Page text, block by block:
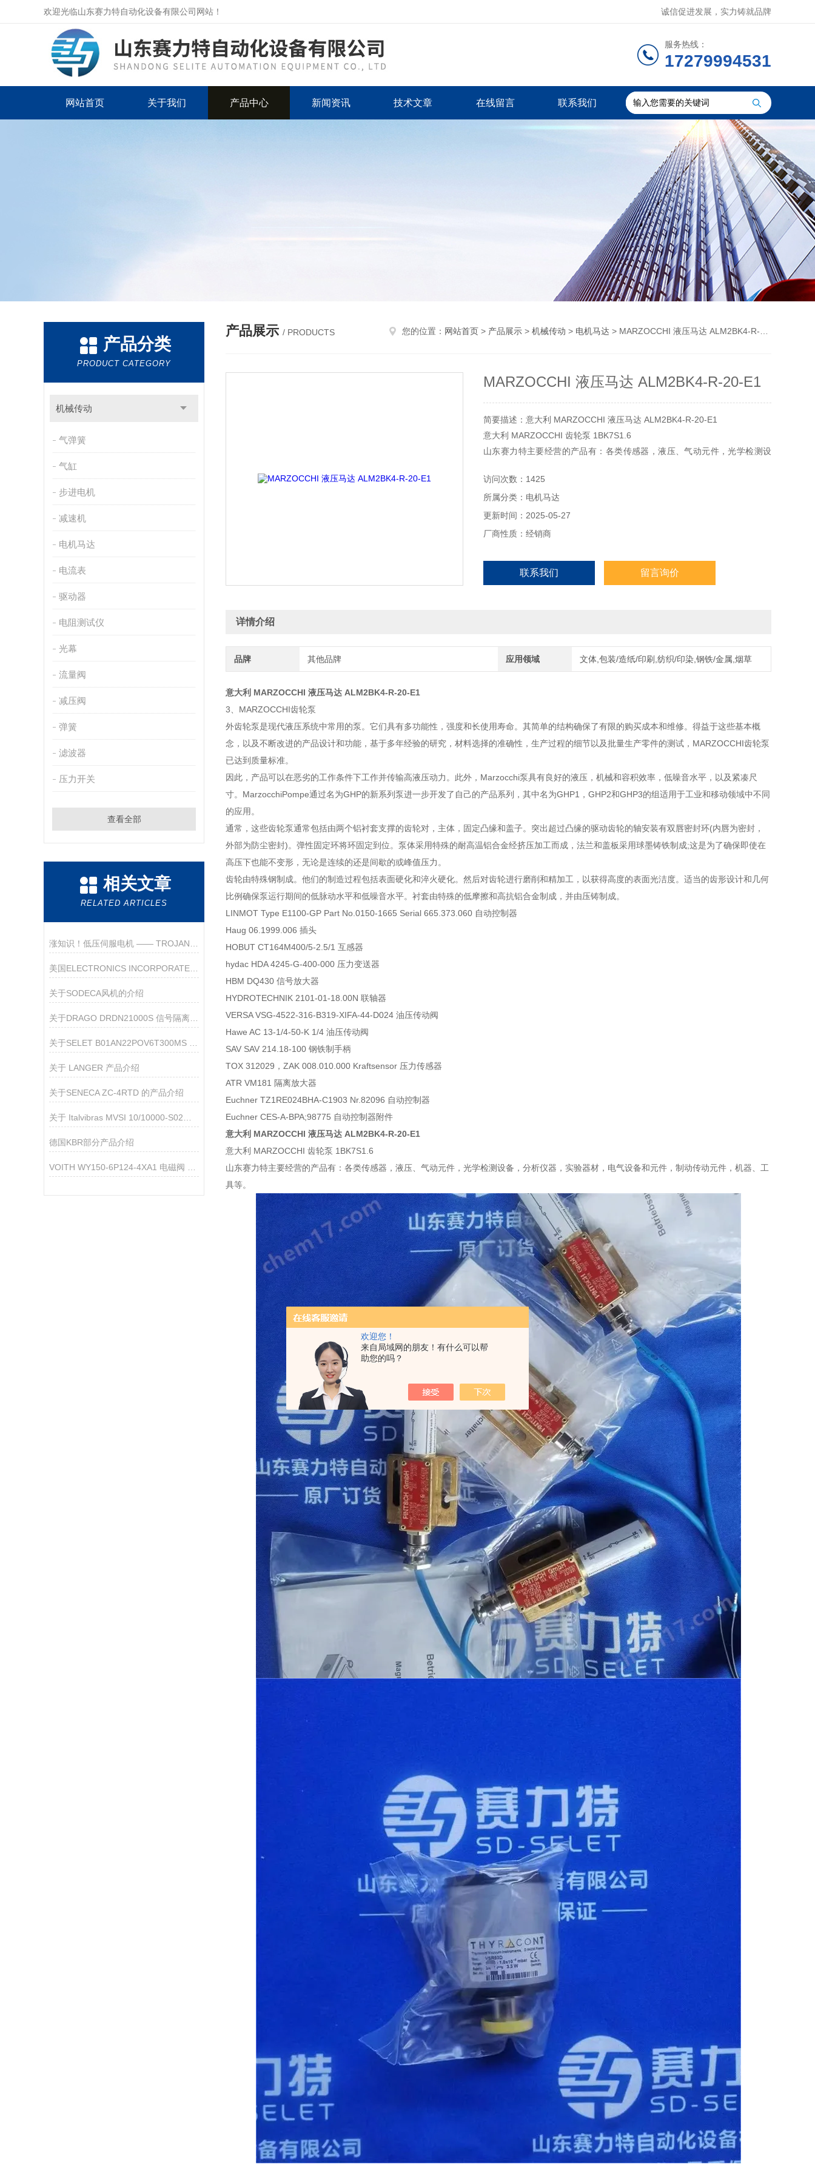
欢迎您！
来自局域网的朋友！有什么可以帮
助您的吗？
欢迎光临山东赛力特自动化设备有限公司网站！ 诚信促进发展，实力铸就品牌
服务热线：
17279994531
网站首页 关于我们 产品中心 新闻资讯 技术文章 在线留言 联系我们
产品分类
PRODUCT CATEGORY
机械传动
气弹簧
气缸
步进电机
减速机
电机马达
电流表
驱动器
电阻测试仪
光幕
流量阀
减压阀
弹簧
滤波器
压力开关
查看全部
相关文章
RELATED ARTICLES
美国ELECTRONICS INCORPORATED(EI)MFD-P1传感器
关于SODECA风机的介绍
关于 LANGER 产品介绍
关于SENECA ZC-4RTD 的产品介绍
德国KBR部分产品介绍
产品展示 / PRODUCTS 您的位置： 网站首页 > 产品展示 > 机械传动 > 电机马达 > MARZOCCHI 液压马达 ALM2BK4-R-20-E1
MARZOCCHI 液压马达 ALM2BK4-R-20-E1
简要描述：意大利 MARZOCCHI 液压马达 ALM2BK4-R-20-E1
意大利 MARZOCCHI 齿轮泵 1BK7S1.6
山东赛力特主要经营的产品有：各类传感器，液压、气动元件，光学检测设
等。
访问次数：1425
所属分类：电机马达
更新时间：2025-05-27
厂商性质：经销商
联系我们 留言询价
详情介绍
品牌 其他品牌 应用领域 文体,包装/造纸/印刷,纺织/印染,钢铁/金属,烟草
意大利 MARZOCCHI 液压马达 ALM2BK4-R-20-E1
3、MARZOCCHI齿轮泵
外齿轮泵是现代液压系统中常用的泵。它们具有多功能性，强度和长使用寿命。其简单的结构确保了有限的购买成本和维修。得益于这些基本概
念，以及不断改进的产品设计和功能，基于多年经验的研究，材料选择的准确性，生产过程的细节以及批量生产零件的测试，MARZOCCHI齿轮泵
已达到质量标准。
因此，产品可以在恶劣的工作条件下工作并传输高液压动力。此外，Marzocchi泵具有良好的液压，机械和容积效率，低噪音水平，以及紧凑尺
寸。MarzocchiPompe通过名为GHP的新系列泵进一步开发了自己的产品系列，其中名为GHP1，GHP2和GHP3的组适用于工业和移动领域中不同
的应用。
通常，这些齿轮泵通常包括由两个铝衬套支撑的齿轮对，主体，固定凸缘和盖子。突出超过凸缘的驱动齿轮的轴安装有双唇密封环(内唇为密封，
外部为防尘密封)。弹性固定环将环固定到位。泵体采用特殊的耐高温铝合金经挤压加工而成，法兰和盖板采用球墨铸铁制成;这是为了确保即使在
高压下也能不变形，无论是连续的还是间歇的或峰值压力。
齿轮由特殊钢制成。他们的制造过程包括表面硬化和淬火硬化。然后对齿轮进行磨削和精加工，以获得高度的表面光洁度。适当的齿形设计和几何
比例确保泵运行期间的低脉动水平和低噪音水平。衬套由特殊的低摩擦和高抗铝合金制成，并由压铸制成。
LINMOT Type E1100-GP Part No.0150-1665 Serial 665.373.060 自动控制器
Haug 06.1999.006 插头
HOBUT CT164M400/5-2.5/1 互感器
hydac HDA 4245-G-400-000 压力变送器
HBM DQ430 信号放大器
HYDROTECHNIK 2101-01-18.00N 联轴器
VERSA VSG-4522-316-B319-XIFA-44-D024 油压传动阀
Hawe AC 13-1/4-50-K 1/4 油压传动阀
SAV SAV 214.18-100 钢铁制手柄
TOX 312029，ZAK 008.010.000 Kraftsensor 压力传感器
ATR VM181 隔离放大器
Euchner TZ1RE024BHA-C1903 Nr.82096 自动控制器
Euchner CES-A-BPA;98775 自动控制器附件
意大利 MARZOCCHI 液压马达 ALM2BK4-R-20-E1
意大利 MARZOCCHI 齿轮泵 1BK7S1.6
山东赛力特主要经营的产品有：各类传感器，液压、气动元件，光学检测设备，分析仪器，实验器材，电气设备和元件，制动传动元件，机器、工
具等。